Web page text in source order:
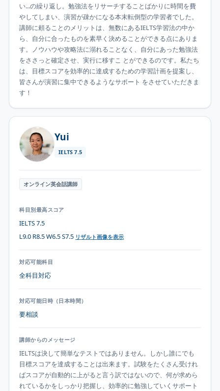
い...の繰り返し。勉強法をリサーチすることばかりに時間を費
やしてしまい、演習が疎かになる本末転倒型の学習者でした。
講師に頼ることのメリットは、無数にあるIELTS学習法の中か
ら、自分に合ったものを素早く決めることができる点にありま
す。ノウハウや攻略法に溺れることなく、自分にあった勉強法
をささっと確定させ、実行に移すこ とができるのです。私たち
は、目標スコアを効率的に達成するための学習計画を提案し、
皆さんが演習に集中できるようなサポート をさせていただきま
す！
Yui
IELTS7.5
オンライン英会話講師
科目別最高スコア
IELTS 7.5
L9.0 R8.5 W6.5 S7.5 リザルト画像を表示
対応可能科目
全科目対応
対応可能日時（日本時間）
要相談
講師からのメッセージ
IELTSは決して簡単なテストではありません。しかし誰にでも
目標スコアを達成することは出来ます。試験をたくさん受けれ
ばスコアが自動的に上がると言う訳ではないので、何が求めら
れているかをしっかり把握し、効率的に勉強していくサポート